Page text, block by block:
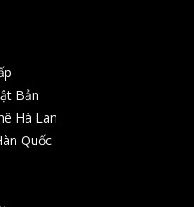
Bản
Hà Lan
Quốc